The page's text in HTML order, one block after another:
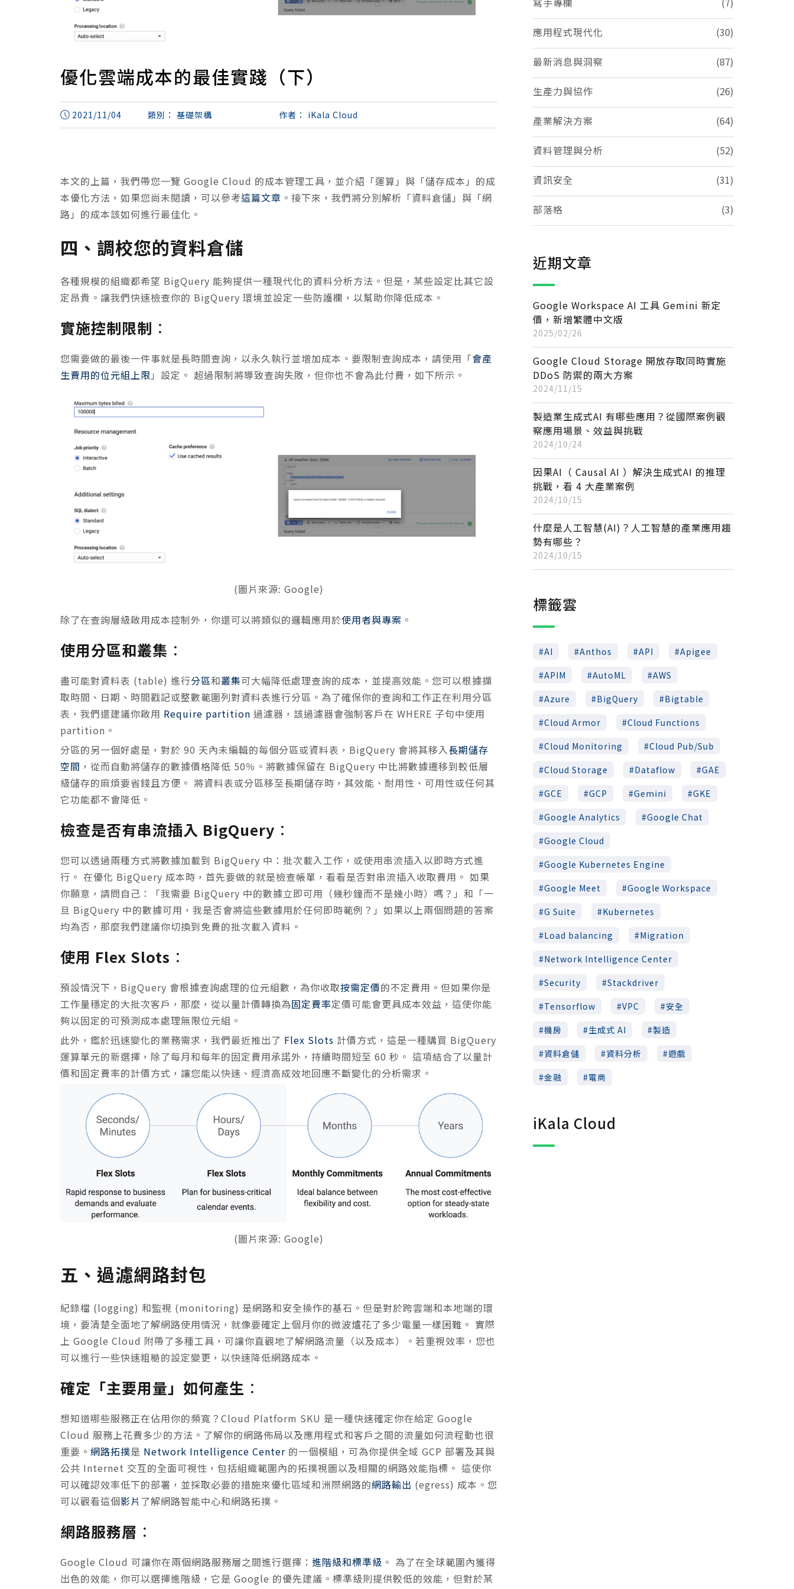
優化雲端成本的最佳實踐（下）
2021/11/04 類別： 基礎架構 作者： iKala Cloud
本文的上篇，我們帶您一覽 Google Cloud 的成本管理工具，並介紹「運算」與「儲存成本」的成
本優化方法，如果您尚未閱讀，可以參考這篇文章 。接下來，我們將分別解析「資料倉儲」與「網
路」的成本該如何進行最佳化。
四、調校您的資料倉儲
各種規模的組織都希望 BigQuery 能夠提供一種現代化的資料分析方法。但是，某些設定比其它設
定昂貴。讓我們快速檢查你的 BigQuery 環境並設定一些防護欄，以幫助你降低成本。
實施控制限制 ：
您需要做的最後一件事就是長時間查詢，以永久執行並增加成本。要限制查詢成本，請使用「會產
生費用的位元組上限 」設定。 超過限制將導致查詢失敗，但你也不會為此付費，如下所示。
(圖片來源: Google)
除了在查詢層級啟用成本控制外，你還可以將類似的邏輯應用於使用者與專案 。
使用分區和叢集 ：
盡可能對資料表 (table) 進行分區和叢集可大幅降低處理查詢的成本，並提高效能。您可以根據擷
取時間、日期、時間戳記或整數範圍列對資料表進行分區。為了確保你的查詢和工作正在利用分區
表，我們還建議你啟用 Require partition 過濾器，該過濾器會強制客戶在 WHERE 子句中使用
partition。
分區的另一個好處是，對於 90 天內未編輯的每個分區或資料表，BigQuery 會將其移入長期儲存
空間 ，從而自動將儲存的數據價格降低 50％。將數據保留在 BigQuery 中比將數據遷移到較低層
級儲存的麻煩要省錢且方便。 將資料表或分區移至長期儲存時，其效能、耐用性、可用性或任何其
它功能都不會降低。
檢查是否有串流插入 BigQuery ：
您可以透過兩種方式將數據加載到 BigQuery 中：批次載入工作，或使用串流插入以即時方式進
行。 在優化 BigQuery 成本時，首先要做的就是檢查帳單，看看是否對串流插入收取費用。 如果
你願意，請問自己：「我需要 BigQuery 中的數據立即可用（幾秒鐘而不是幾小時）嗎？」和「一
旦 BigQuery 中的數據可用，我是否會將這些數據用於任何即時範例？」如果以上兩個問題的答案
均為否，那麼我們建議你切換到免費的批次載入資料。
使用 Flex Slots ：
預設情況下，BigQuery 會根據查詢處理的位元組數，為你收取按需定價的不定費用。但如果你是
工作量穩定的大批次客戶，那麼，從以量計價轉換為固定費率定價可能會更具成本效益，這使你能
夠以固定的可預測成本處理無限位元組。
此外，鑑於迅速變化的業務需求，我們最近推出了 Flex Slots 計價方式，這是一種購買 BigQuery
運算單元的新選擇，除了每月和每年的固定費用承諾外，持續時間短至 60 秒。 這項結合了以量計
價和固定費率的計價方式，讓您能以快速、經濟高成效地回應不斷變化的分析需求。
(圖片來源: Google)
五、過濾網路封包
紀錄檔 (logging) 和監視 (monitoring) 是網路和安全操作的基石。但是對於跨雲端和本地端的環
境，要清楚全面地了解網路使用情況，就像要確定上個月你的微波爐花了多少電量一樣困難。 實際
上 Google Cloud 附帶了多種工具，可讓你直觀地了解網路流量（以及成本）。若重視效率，您也
可以進行一些快速粗糙的設定變更，以快速降低網路成本。
確定「主要用量」如何產生 ：
想知道哪些服務正在佔用你的頻寬？Cloud Platform SKU 是一種快速確定你在給定 Google
Cloud 服務上花費多少的方法。了解你的網路佈局以及應用程式和客戶之間的流量如何流程動也很
重要。 網路拓撲是 Network Intelligence Center 的一個模組，可為你提供全域 GCP 部署及其與
公共 Internet 交互的全面可視性，包括組織範圍內的拓撲視圖以及相關的網路效能指標。 這使你
可以確認效率低下的部署，並採取必要的措施來優化區域和洲際網路的網路輸出 (egress) 成本。您
可以觀看這個影片 了解網路智能中心和網路拓撲。
網路服務層 ：
Google Cloud 可讓你在兩個網路服務層之間進行選擇： 進階級和標準級 。 為了在全球範圍內獲得
出色的效能，你可以選擇進階級，它是 Google 的優先建議。標準級則提供較低的效能，但對於某
應用程式現代化 (30)
最新消息與洞察 (87)
生產力與協作 (26)
產業解決方案 (64)
資料管理與分析 (52)
資訊安全 (31)
部落格 (3)
近期文章
Google Workspace AI 工具 Gemini 新定
價，新增繁體中文版
2025/02/26
Google Cloud Storage 開放存取同時實施
DDoS 防禦的兩大方案
2024/11/15
製造業生成式AI 有哪些應用？從國際案例觀
察應用場景、效益與挑戰
2024/10/24
因果AI（ Causal AI ）解決生成式AI 的推理
挑戰，看 4 大產業案例
2024/10/15
什麼是人工智慧(AI)？人工智慧的產業應用趨
勢有哪些？
2024/10/15
標籤雲
AI Anthos API
Apigee
APIM
AutoML
AWS
Azure
BigQuery
Bigtable
Cloud Armor
Cloud Functions
Cloud Monitoring
Cloud Pub/Sub
Cloud Storage
Dataflow
GAE
GCE
GCP Gemini
GKE
Google Analytics
Google Chat
Google Cloud
Google Kubernetes Engine
Google Meet
Google Workspace
G Suite
Kubernetes
Load balancing
Migration
Network Intelligence Center
Security
Stackdriver
Tensorflow
VPC
安全
機房
生成式 AI
製造
資料倉儲
資料分析
遊戲
金融
電商
iKala Cloud